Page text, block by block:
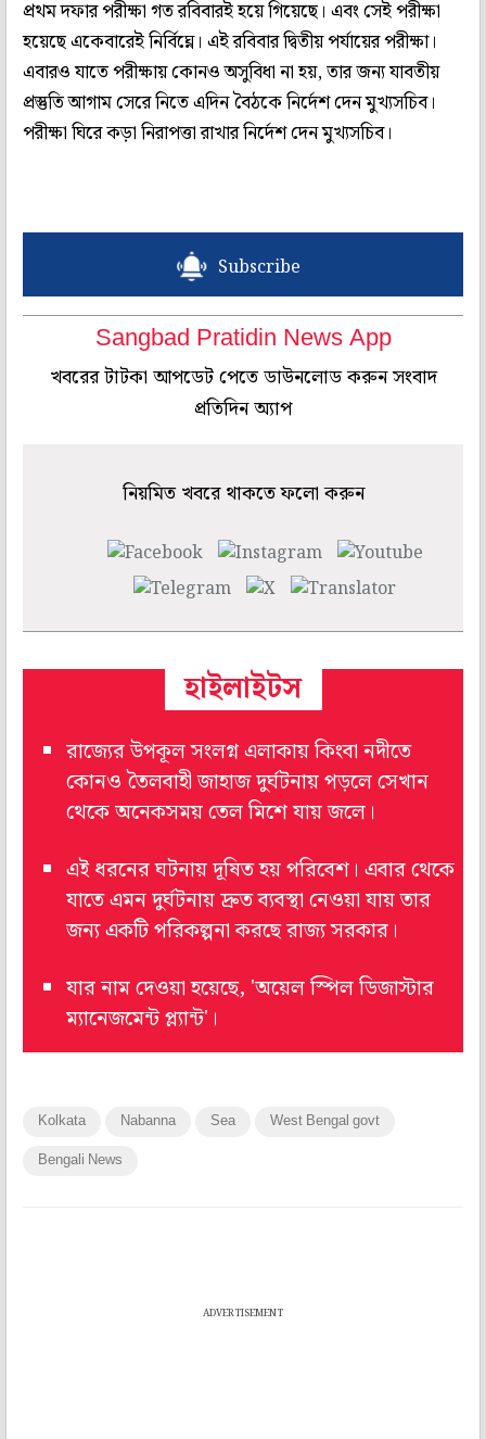
প্রথম দফার পরীক্ষা গত রবিবারই হয়ে গিয়েছে। এবং সেই পরীক্ষা
হয়েছে একেবারেই নির্বিঘ্নে। এই রবিবার দ্বিতীয় পর্যায়ের পরীক্ষা।
এবারও যাতে পরীক্ষায় কোনও অসুবিধা না হয়, তার জন্য যাবতীয়
প্রস্তুতি আগাম সেরে নিতে এদিন বৈঠকে নির্দেশ দেন মুখ্যসচিব।
পরীক্ষা ঘিরে কড়া নিরাপত্তা রাখার নির্দেশ দেন মুখ্যসচিব।
Subscribe
Sangbad Pratidin News App
খবরের টাটকা আপডেট পেতে ডাউনলোড করুন সংবাদ
প্রতিদিন অ্যাপ
নিয়মিত খবরে থাকতে ফলো করুন
হাইলাইটস
রাজ্যের উপকূল সংলগ্ন এলাকায় কিংবা নদীতে
কোনও তৈলবাহী জাহাজ দুর্ঘটনায় পড়লে সেখান
থেকে অনেকসময় তেল মিশে যায় জলে।
এই ধরনের ঘটনায় দূষিত হয় পরিবেশ। এবার থেকে
যাতে এমন দুর্ঘটনায় দ্রুত ব্যবস্থা নেওয়া যায় তার
জন্য একটি পরিকল্পনা করছে রাজ্য সরকার।
যার নাম দেওয়া হয়েছে, 'অয়েল স্পিল ডিজাস্টার
ম্যানেজমেন্ট প্ল্যান্ট'।
Kolkata Nabanna Sea West Bengal govt
Bengali News
ADVERTISEMENT